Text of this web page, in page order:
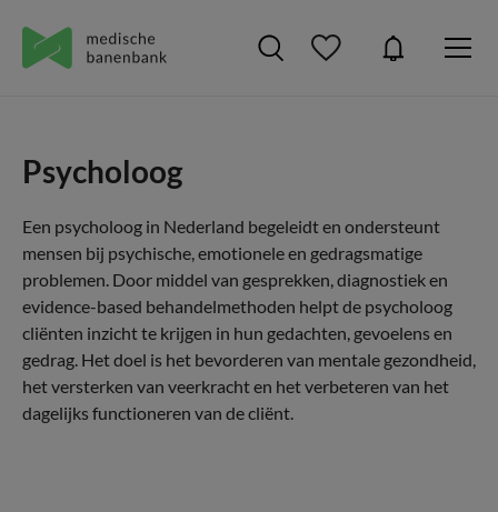
Psycholoog
Een psycholoog in Nederland begeleidt en ondersteunt
mensen bij psychische, emotionele en gedragsmatige
problemen. Door middel van gesprekken, diagnostiek en
evidence-based behandelmethoden helpt de psycholoog
cliënten inzicht te krijgen in hun gedachten, gevoelens en
gedrag. Het doel is het bevorderen van mentale gezondheid,
het versterken van veerkracht en het verbeteren van het
dagelijks functioneren van de cliënt.